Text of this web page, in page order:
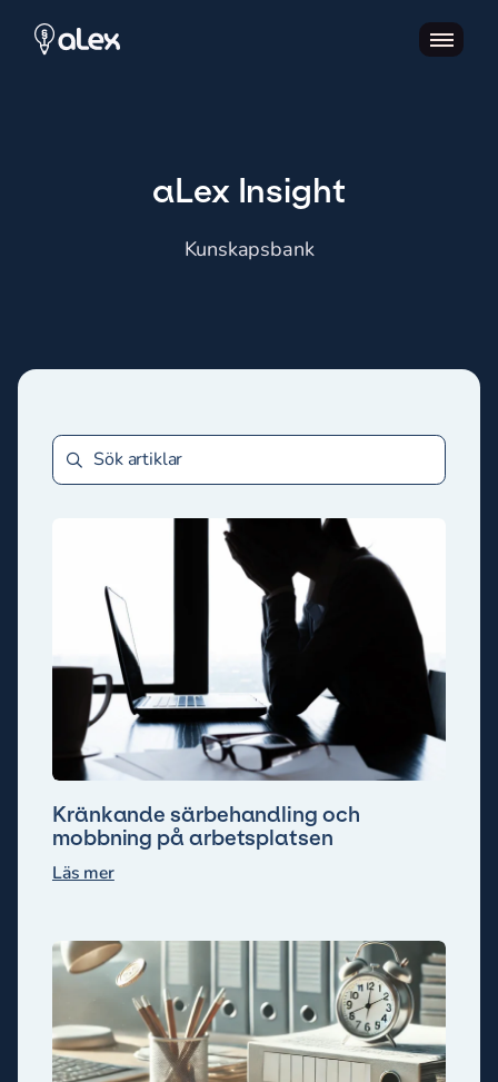
aLex Insight
Kunskapsbank
Kränkande särbehandling och
mobbning på arbetsplatsen
Läs mer